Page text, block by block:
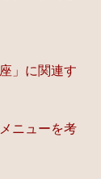
」に関連す
ニューを考